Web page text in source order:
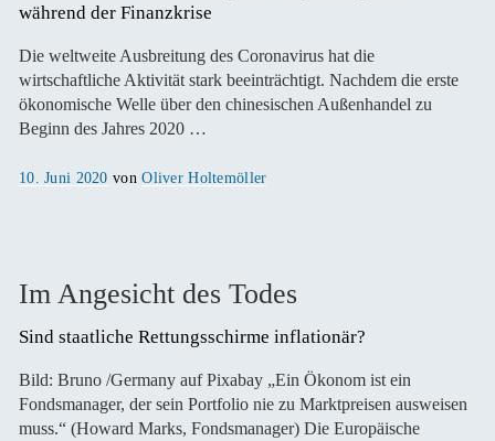
während der Finanzkrise
Die weltweite Ausbreitung des Coronavirus hat die
wirtschaftliche Aktivität stark beeinträchtigt. Nachdem die erste
ökonomische Welle über den chinesischen Außenhandel zu
Beginn des Jahres 2020 …
Veröffentlicht
10. Juni 2020 vonOliver Holtemöller
Im Angesicht des Todes
Sind staatliche Rettungsschirme inflationär?
Bild: Bruno /Germany auf Pixabay „Ein Ökonom ist ein
Fondsmanager, der sein Portfolio nie zu Marktpreisen ausweisen
muss.“ (Howard Marks, Fondsmanager) Die Europäische